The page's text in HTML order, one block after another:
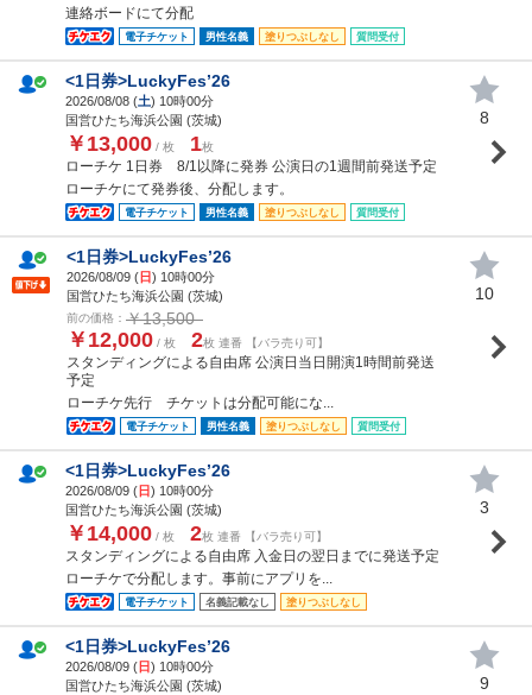
連絡ボードにて分配
電子チケット 男性名義 塗りつぶしなし 質問受付
<1日券>LuckyFes’26
2026/08/08 (土) 10時00分
国営ひたち海浜公園 (茨城)
￥13,000 / 枚 1枚
ローチケ 1日券 8/1以降に発券 公演日の1週間前発送予定
ローチケにて発券後、分配します。
電子チケット 男性名義 塗りつぶしなし 質問受付
8
<1日券>LuckyFes’26
2026/08/09 (日) 10時00分
国営ひたち海浜公園 (茨城)
前の価格： ￥13,500
￥12,000 / 枚 2枚 連番 【バラ売り可】
スタンディングによる自由席 公演日当日開演1時間前発送
予定
ローチケ先行 チケットは分配可能にな...
電子チケット 男性名義 塗りつぶしなし 質問受付
10
<1日券>LuckyFes’26
2026/08/09 (日) 10時00分
国営ひたち海浜公園 (茨城)
￥14,000 / 枚 2枚 連番 【バラ売り可】
スタンディングによる自由席 入金日の翌日までに発送予定
ローチケで分配します。事前にアプリを...
電子チケット 名義記載なし 塗りつぶしなし
3
<1日券>LuckyFes’26
2026/08/09 (日) 10時00分
国営ひたち海浜公園 (茨城)
9